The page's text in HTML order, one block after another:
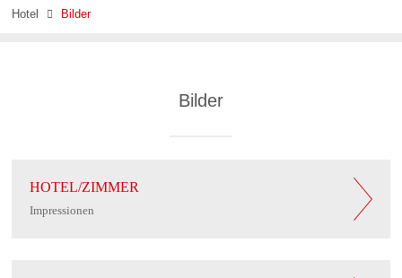
Hotel  Bilder
Bilder
HOTEL/ZIMMER
Impressionen